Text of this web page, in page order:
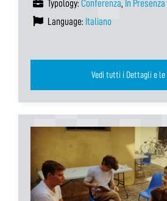
Typology: Conferenza, In Presenza
Language: Italiano